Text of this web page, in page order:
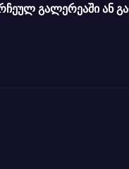
გალერეაში ან